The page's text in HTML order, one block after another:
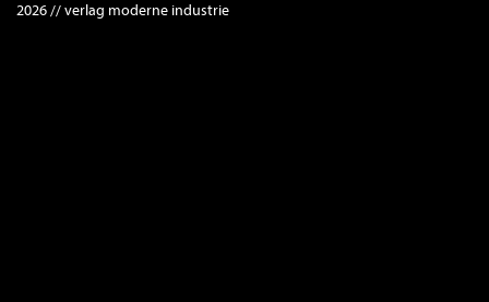
2026 // verlag moderne industrie